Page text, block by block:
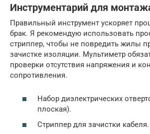
Инструментарий для
Правильный инструмент ускоряет
брак. Я рекомендую использовать
стриппер, чтобы не повредить жилы
зачистке изоляции. Мультиметр
проверки отсутствия напряжения и
сопротивления.
Набор диэлектрических
плоская).
Стриппер для зачистки кабеля.